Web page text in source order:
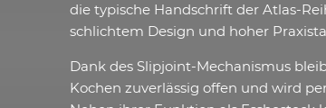
die typische Handschrift der Atlas-
schlichtem Design und hoher
Dank des Slipjoint-Mechanismus
Kochen zuverlässig offen und wird